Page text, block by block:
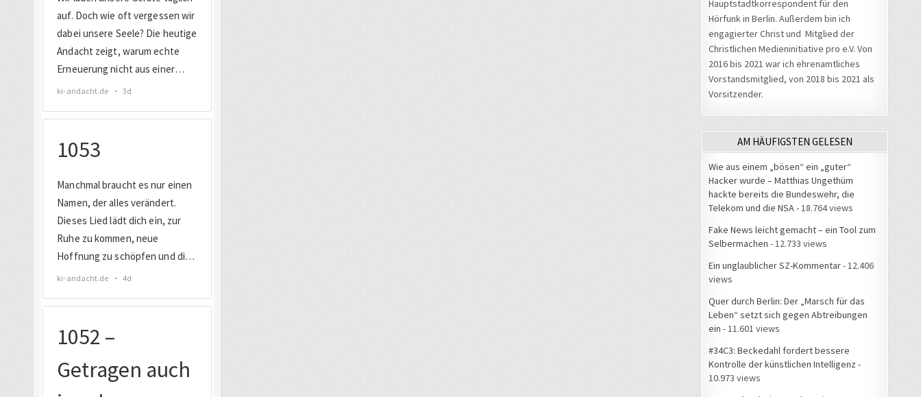
Hauptstadtkorrespondent für den
Hörfunk in Berlin. Außerdem bin ich
engagierter Christ und Mitglied der
Christlichen Medieninitiative pro e.V. Von
2016 bis 2021 war ich ehrenamtliches
Vorstandsmitglied, von 2018 bis 2021 als
Vorsitzender.
AM HÄUFIGSTEN GELESEN
Wie aus einem „bösen“ ein „guter“
Hacker wurde – Matthias Ungethüm
hackte bereits die Bundeswehr, die
Telekom und die NSA - 18.764 views
Fake News leicht gemacht – ein Tool zum
Selbermachen - 12.733 views
Ein unglaublicher SZ-Kommentar- 12.406
views
Quer durch Berlin: Der „Marsch für das
Leben“ setzt sich gegen Abtreibungen
ein - 11.601 views
#34C3: Beckedahl fordert bessere
Kontrolle der künstlichen Intelligenz -
10.973 views